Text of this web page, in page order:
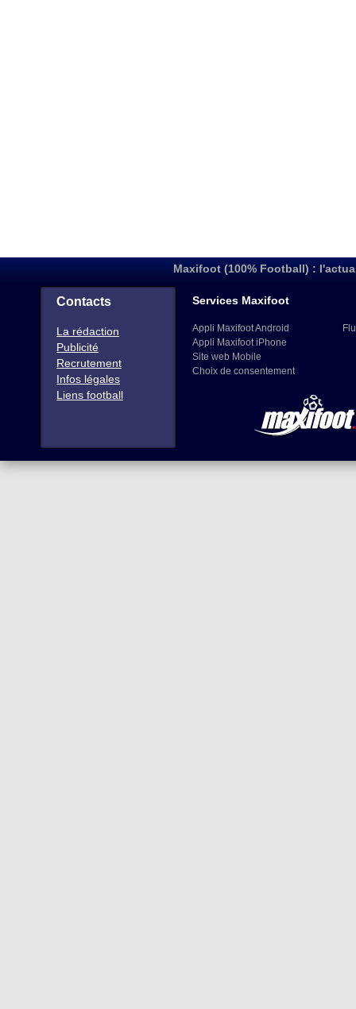
Maxifoot (100% Football) :
Contacts
La rédaction
Publicité
Recrutement
Infos légales
Liens football
Services Maxifoot
Appli Maxifoot Android
Appli Maxifoot iPhone
Site web Mobile
Choix de consentement